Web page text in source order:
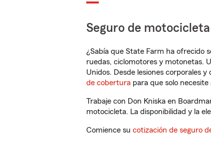
Seguro de motocicleta
¿Sabía que State Farm ha ofrecido
ruedas, ciclomotores y motonetas.
Unidos. Desde lesiones corporales
de cobertura para que solo
Trabaje con Don Kniska en
motocicleta. La disponibilidad y la
Comience su cotización de seguro